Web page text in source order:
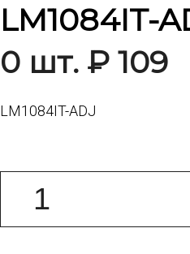
LM1084IT-
0 шт. ₽ 109
LM1084IT-ADJ